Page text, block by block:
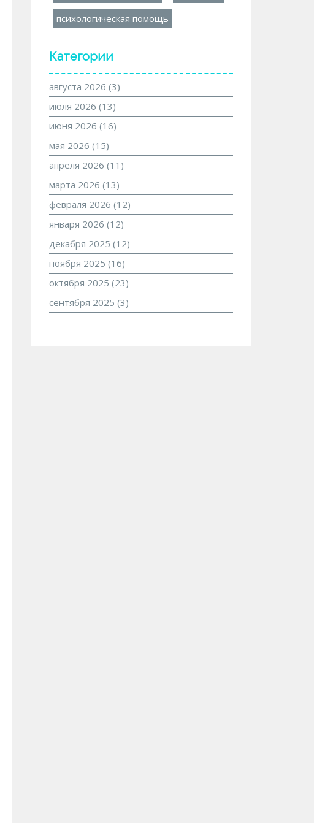
психологическая помощь
Категории
августа 2026 (3)
июля 2026 (13)
июня 2026 (16)
мая 2026 (15)
апреля 2026 (11)
марта 2026 (13)
февраля 2026 (12)
января 2026 (12)
декабря 2025 (12)
ноября 2025 (16)
октября 2025 (23)
сентября 2025 (3)